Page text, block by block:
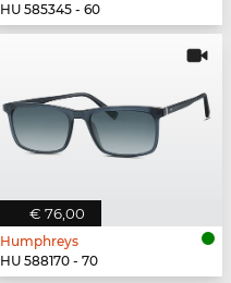
HU 585345 - 60
€ 76,00
Humphreys
HU 588170 - 70